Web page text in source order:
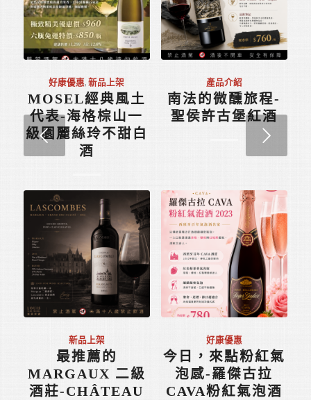
好康優惠,新品上架
MOSEL經典風土
代表-海格棕山一
級園麗絲玲不甜白
酒
產品介紹
南法的微醺旅程-
聖侯許古堡紅酒
新品上架
最推薦的
MARGAUX 二級
酒莊-CHÂTEAU
好康優惠
今日，來點粉紅氣
泡感-羅傑古拉
CAVA粉紅氣泡酒
下一頁